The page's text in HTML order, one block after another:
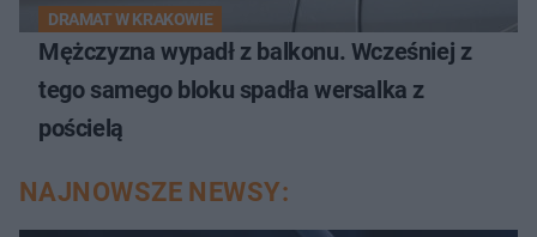
DRAMAT W KRAKOWIE
Mężczyzna wypadł z balkonu. Wcześniej z
tego samego bloku spadła wersalka z
pościelą
NAJNOWSZE NEWSY: